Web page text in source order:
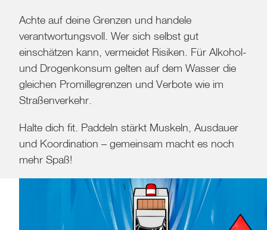
Achte auf deine Grenzen und handele
verantwortungsvoll. Wer sich selbst gut
einschätzen kann, vermeidet Risiken. Für Alkohol-
und Drogenkonsum gelten auf dem Wasser die
gleichen Promillegrenzen und Verbote wie im
Straßenverkehr.
Halte dich fit. Paddeln stärkt Muskeln, Ausdauer
und Koordination – gemeinsam macht es noch
mehr Spaß!